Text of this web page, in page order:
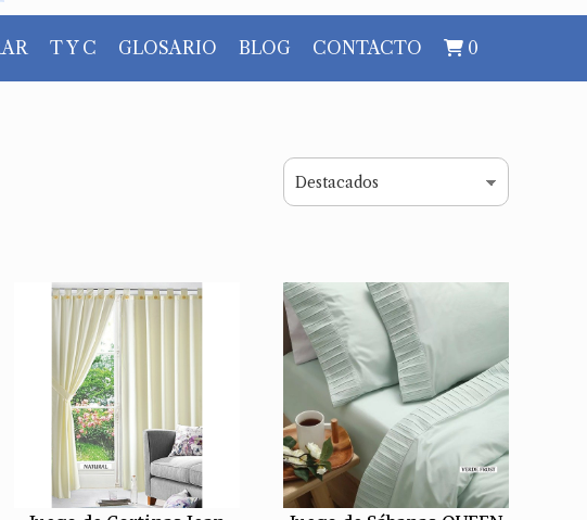
T Y C GLOSARIO BLOG CONTACTO 0